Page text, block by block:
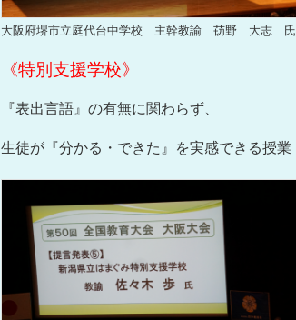
大阪府堺市立庭代台中学校 主幹教諭 苆野 大志 氏
《特別支援学校》
『表出言語』の有無に関わらず、
生徒が『分かる・できた』を実感できる授業